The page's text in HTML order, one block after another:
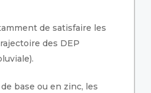
de satisfaire les
des DEP
base ou en zinc, les